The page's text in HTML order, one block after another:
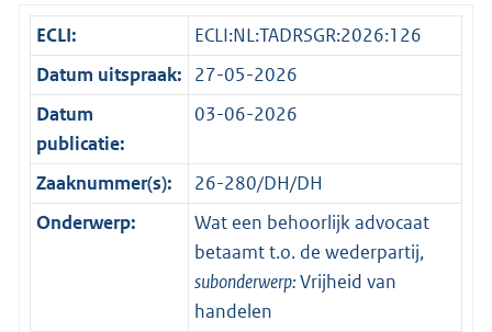
ECLI:
ECLI:NL:TADRSGR:2026:126
Datum uitspraak: 27-05-2026
Datum
publicatie:
03-06-2026
Zaaknummer(s):
26-280/DH/DH
Onderwerp:
Wat een behoorlijk advocaat
betaamt t.o. de wederpartij,
subonderwerp:Vrijheid van
handelen